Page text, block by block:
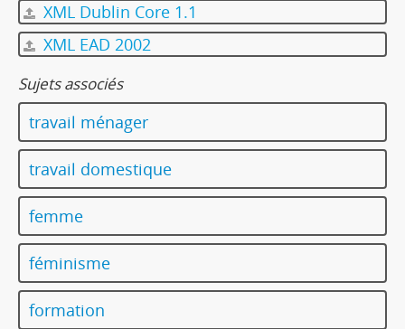
XML Dublin Core 1.1
XML EAD 2002
Sujets associés
travail ménager
travail domestique
femme
féminisme
formation